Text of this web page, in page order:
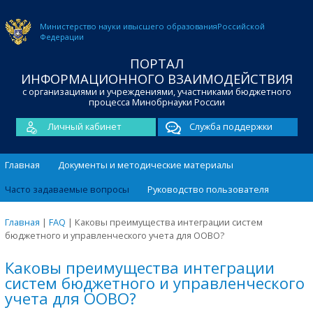
Министерство науки ивысшего образованияРоссийской
Федерации
ПОРТАЛ
ИНФОРМАЦИОННОГО ВЗАИМОДЕЙСТВИЯ
с организациями и учреждениями, участниками бюджетного
процесса Минобрнауки России
Личный кабинет
Служба поддержки
Главная
Документы и методические материалы
Часто задаваемые вопросы
Руководство пользователя
Главная | FAQ | Каковы преимущества интеграции систем
бюджетного и управленческого учета для ООВО?
Каковы преимущества интеграции
систем бюджетного и управленческого
учета для ООВО?